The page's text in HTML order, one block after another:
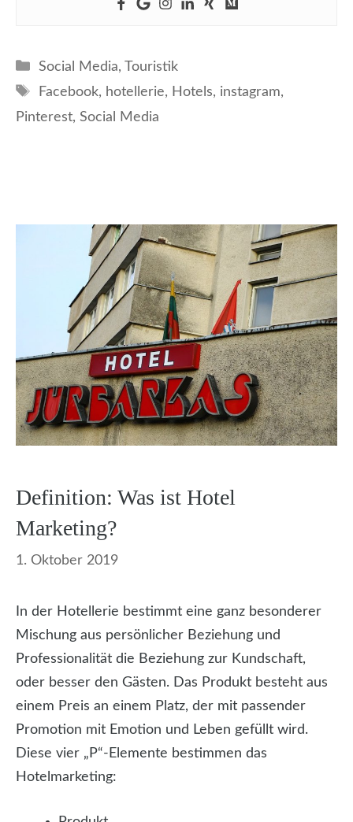
Kategorien
Social Media, Touristik
Schlagwörter
Facebook, hotellerie, Hotels, instagram,
Pinterest, Social Media
Definition: Was ist Hotel
Marketing?
1. Oktober 2019
In der Hotellerie bestimmt eine ganz besonderer
Mischung aus persönlicher Beziehung und
Professionalität die Beziehung zur Kundschaft,
oder besser den Gästen. Das Produkt besteht aus
einem Preis an einem Platz, der mit passender
Promotion mit Emotion und Leben gefüllt wird.
Diese vier „P“-Elemente bestimmen das
Hotelmarketing: